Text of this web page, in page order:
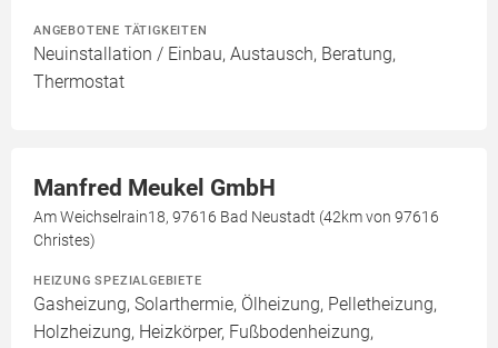
ANGEBOTENE TÄTIGKEITEN
Neuinstallation / Einbau, Austausch, Beratung,
Thermostat
Manfred Meukel GmbH
Am Weichselrain18, 97616 Bad Neustadt (42km von 97616
Christes)
HEIZUNG SPEZIALGEBIETE
Gasheizung, Solarthermie, Ölheizung, Pelletheizung,
Holzheizung, Heizkörper, Fußbodenheizung,